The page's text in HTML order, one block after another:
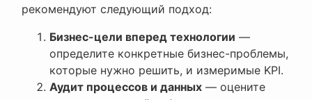
рекомендуют следующий подход:
Бизнес-цели вперед технологии —
определите конкретные бизнес-проблемы,
которые нужно решить, и измеримые KPI.
Аудит процессов и данных — оцените